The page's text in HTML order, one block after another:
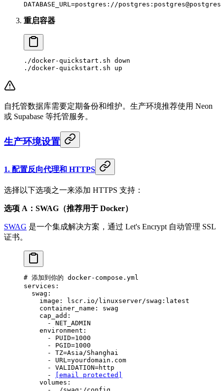
DATABASE_URL=postgres://
重启容器
./docker-quickstart.sh down
./docker-quickstart.sh up
自托管数据库需要定期备份和维护。生产环境推荐使用 Neon
或 Supabase 等托管服务。
生产环境设置
1. 配置反向代理和 HTTPS
选择以下选项之一来添加 HTTPS 支持：
选项 A：SWAG（推荐用于 Docker）
SWAG 是一个集成解决方案，通过 Let's Encrypt 自动管理 SSL
证书。
# 添加到你的 docker-compose.yml
services :
  swag
:
    image
:
lscr.io/linuxserver/swag:latest
    container_name
: swag
    cap_add
:
      -
NET_ADMIN
    environment
:
      -
PUID=1000
      -
PGID=1000
      -
TZ=Asia/Shanghai
      -
URL=yourdomain.com
      -
VALIDATION=http
      -
[email protected]
    volumes
: